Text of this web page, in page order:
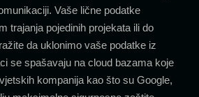
Vaše lične podatke
trajanja pojedinih projekata ili do
da uklonimo vaše podatke iz
se spašavaju na cloud bazama koje
kompanija kao što su Google,